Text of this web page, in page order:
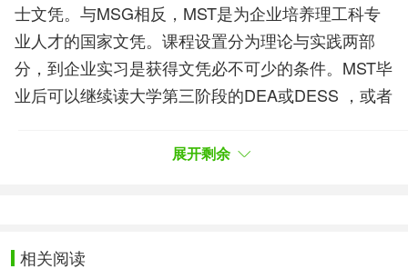
士文凭。与MSG相反，MST是为企业培养理工科专
业人才的国家文凭。课程设置分为理论与实践两部
分，到企业实习是获得文凭必不可少的条件。MST毕
业后可以继续读大学第三阶段的DEA或DESS ，或者
本上是偏向理论研究的，不是为毕业后的就业而设计
展开剩余
相关阅读